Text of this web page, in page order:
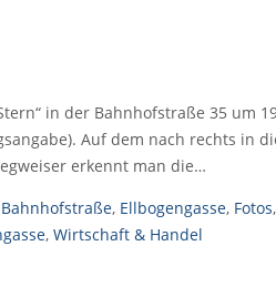
in der Bahnhofstraße 35 um
Auf dem nach rechts in
erkennt man die…
Bahnhofstraße, Ellbogengasse, Fotos,
, Wirtschaft & Handel